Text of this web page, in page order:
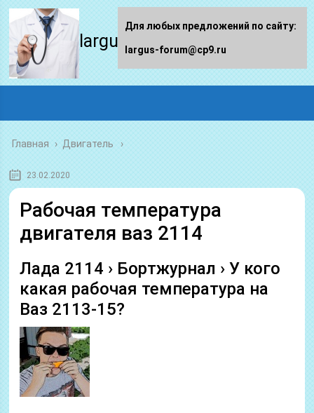
largus-forum.ru
Главная › Двигатель
23.02.2020
Рабочая температура
двигателя ваз 2114
Лада 2114 › Бортжурнал › У кого
какая рабочая температура на
Ваз 2113-15?
Для любых предложений по сайту:
largus-forum@cp9.ru